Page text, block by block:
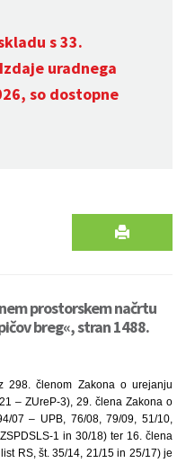
s 33.
uradnega
so dostopne
prostorskem načrtu
breg«, stran 1488.
298. členom Zakona o urejanju
– ZUreP-3), 29. člena Zakona o
07 – UPB, 76/08, 79/09, 51/10,
1 in 30/18) ter 16. člena
RS, št. 35/14, 21/15 in 25/17) je